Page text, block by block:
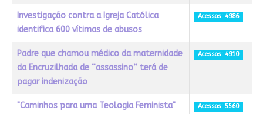
Investigação contra a Igreja Católica
identifica 600 vítimas de abusos
Acessos: 4986
Padre que chamou médico da maternidade
da Encruzilhada de “assassino” terá de
pagar indenização
Acessos: 4910
"Caminhos para uma Teologia Feminista"
Acessos: 5560